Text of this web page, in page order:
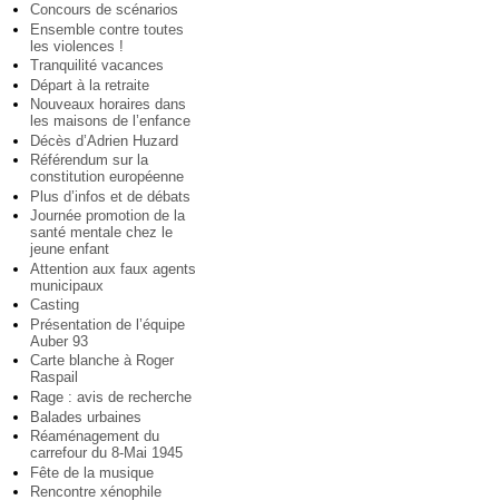
Concours de scénarios
Ensemble contre toutes
les violences !
Tranquilité vacances
Départ à la retraite
Nouveaux horaires dans
les maisons de l’enfance
Décès d’Adrien Huzard
Référendum sur la
constitution européenne
Plus d’infos et de débats
Journée promotion de la
santé mentale chez le
jeune enfant
Attention aux faux agents
municipaux
Casting
Présentation de l’équipe
Auber 93
Carte blanche à Roger
Raspail
Rage : avis de recherche
Balades urbaines
Réaménagement du
carrefour du 8-Mai 1945
Fête de la musique
Rencontre xénophile